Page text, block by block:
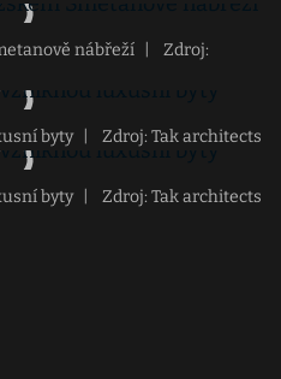
nábřeží
Zdroj:
byty Zdroj: Tak architects
byty Zdroj: Tak architects